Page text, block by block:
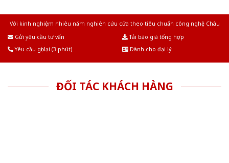
Với kinh nghiệm nhiêu năm nghiên cứu cửa theo tiêu chuẩn công nghệ Châu
Gửi yêu cầu tư vấn
Tải báo giá tổng hợp
Yêu cầu gọi lại (3 phút)
Dành cho đại lý
ĐỐI TÁC KHÁCH HÀNG